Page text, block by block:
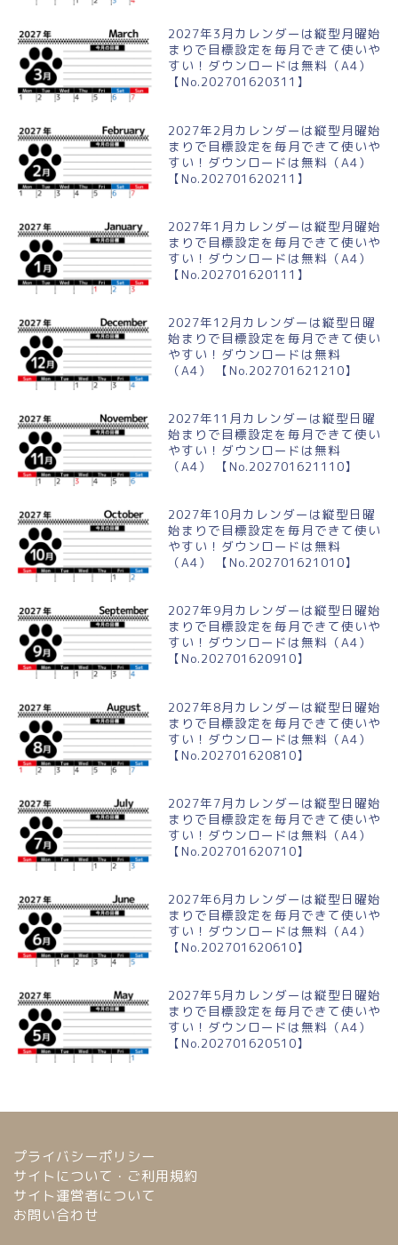
2027年3月カレンダーは縦型月曜始
まりで目標設定を毎月できて使いや
すい！ダウンロードは無料（A4）
【No.202701620311】
2027年2月カレンダーは縦型月曜始
まりで目標設定を毎月できて使いや
すい！ダウンロードは無料（A4）
【No.202701620211】
2027年1月カレンダーは縦型月曜始
まりで目標設定を毎月できて使いや
すい！ダウンロードは無料（A4）
【No.202701620111】
2027年12月カレンダーは縦型日曜
始まりで目標設定を毎月できて使い
やすい！ダウンロードは無料
（A4） 【No.202701621210】
2027年11月カレンダーは縦型日曜
始まりで目標設定を毎月できて使い
やすい！ダウンロードは無料
（A4） 【No.202701621110】
2027年10月カレンダーは縦型日曜
始まりで目標設定を毎月できて使い
やすい！ダウンロードは無料
（A4） 【No.202701621010】
2027年9月カレンダーは縦型日曜始
まりで目標設定を毎月できて使いや
すい！ダウンロードは無料（A4）
【No.202701620910】
2027年8月カレンダーは縦型日曜始
まりで目標設定を毎月できて使いや
すい！ダウンロードは無料（A4）
【No.202701620810】
2027年7月カレンダーは縦型日曜始
まりで目標設定を毎月できて使いや
すい！ダウンロードは無料（A4）
【No.202701620710】
2027年6月カレンダーは縦型日曜始
まりで目標設定を毎月できて使いや
すい！ダウンロードは無料（A4）
【No.202701620610】
2027年5月カレンダーは縦型日曜始
まりで目標設定を毎月できて使いや
すい！ダウンロードは無料（A4）
【No.202701620510】
プライバシーポリシー
サイトについて・ご利用規約
サイト運営者について
お問い合わせ